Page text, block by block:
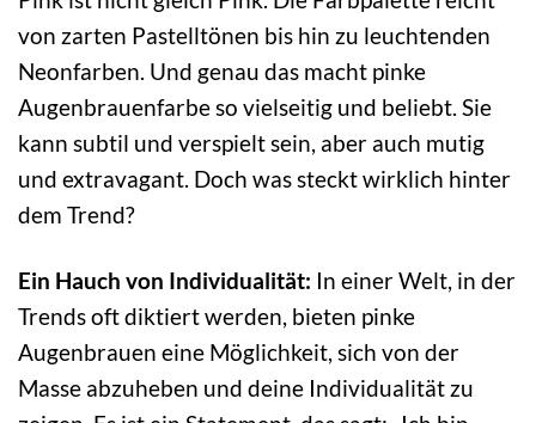
von zarten Pastelltönen bis hin zu leuchtenden
Neonfarben. Und genau das macht pinke
Augenbrauenfarbe so vielseitig und beliebt. Sie
kann subtil und verspielt sein, aber auch mutig
und extravagant. Doch was steckt wirklich hinter
dem Trend?
Ein Hauch von Individualität: In einer Welt, in der
Trends oft diktiert werden, bieten pinke
Augenbrauen eine Möglichkeit, sich von der
Masse abzuheben und deine Individualität zu